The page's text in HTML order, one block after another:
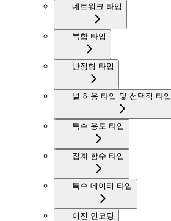
네트워크 타입
복합 타입
반정형 타입
널 허용 타입 및 선택적 타입
특수 용도 타입
집계 함수 타입
특수 데이터 타입
이진 인코딩